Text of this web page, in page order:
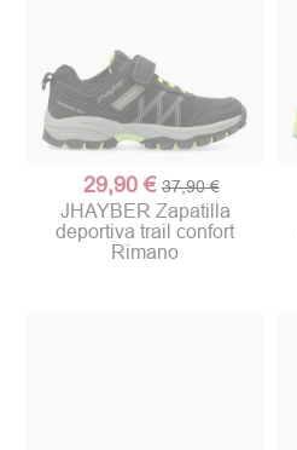
29,90 € 37,90 €
JHAYBER Zapatilla
deportiva trail confort
Rimano